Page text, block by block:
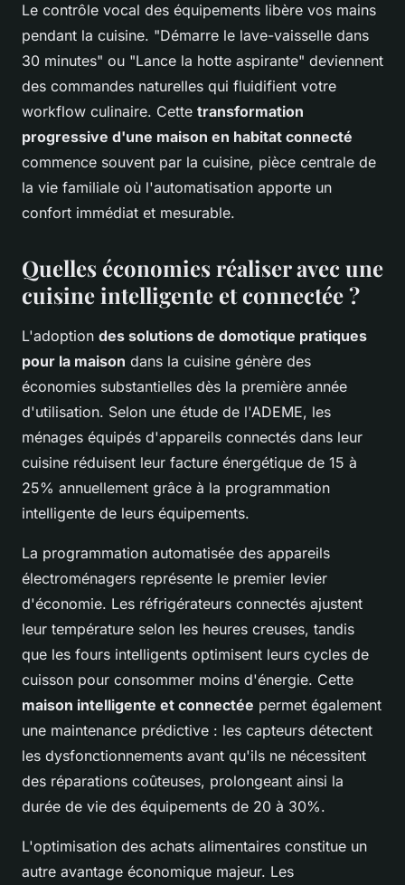
Le contrôle vocal des équipements libère vos mains
pendant la cuisine. "Démarre le lave-vaisselle dans
30 minutes" ou "Lance la hotte aspirante" deviennent
des commandes naturelles qui fluidifient votre
workflow culinaire. Cette transformation
progressive d'une maison en habitat connecté
commence souvent par la cuisine, pièce centrale de
la vie familiale où l'automatisation apporte un
confort immédiat et mesurable.
Quelles économies réaliser avec une
cuisine intelligente et connectée ?
L'adoption des solutions de domotique pratiques
pour la maison dans la cuisine génère des
économies substantielles dès la première année
d'utilisation. Selon une étude de l'ADEME, les
ménages équipés d'appareils connectés dans leur
cuisine réduisent leur facture énergétique de 15 à
25% annuellement grâce à la programmation
intelligente de leurs équipements.
La programmation automatisée des appareils
électroménagers représente le premier levier
d'économie. Les réfrigérateurs connectés ajustent
leur température selon les heures creuses, tandis
que les fours intelligents optimisent leurs cycles de
cuisson pour consommer moins d'énergie. Cette
maison intelligente et connectée permet également
une maintenance prédictive : les capteurs détectent
les dysfonctionnements avant qu'ils ne nécessitent
des réparations coûteuses, prolongeant ainsi la
durée de vie des équipements de 20 à 30%.
L'optimisation des achats alimentaires constitue un
autre avantage économique majeur. Les